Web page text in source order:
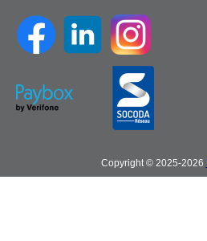
Copyright © 2025-2026